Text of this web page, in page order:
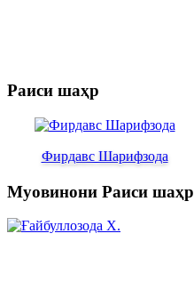
Раиси шаҳр
Фирдавс Шарифзода
Муовинони Раиси шаҳр